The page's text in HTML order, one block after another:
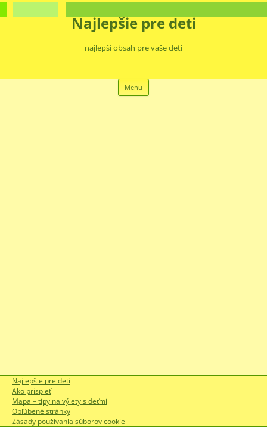
Najlepšie pre deti
najlepší obsah pre vaše deti
Menu Preskočiť
Najlepšie pre deti
Ako prispieť
Mapa – tipy na výlety s deťmi
Obľúbené stránky
Zásady používania súborov cookie